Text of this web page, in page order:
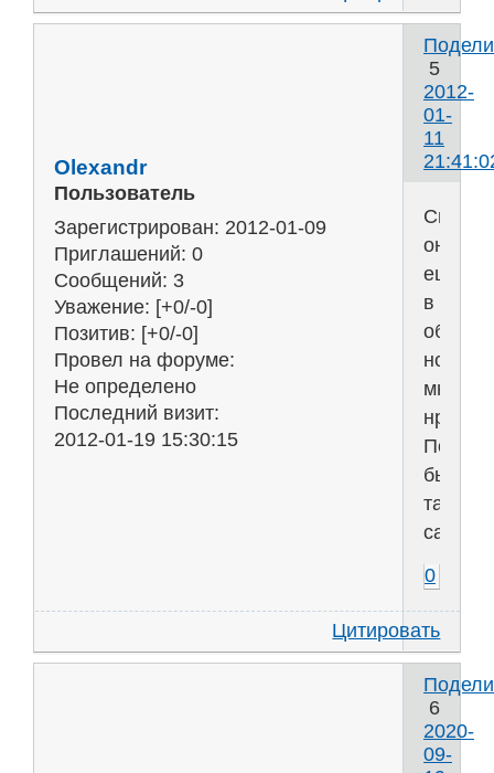
5
2012-
01-
11
Olexandr
Пользователь
Зарегистрирован: 2012-01-09
Приглашений: 0
Сообщений: 3
Уважение: [+0/-0]
Позитив: [+0/-0]
Провел на форуме:
Не определено
Последний визит:
2012-01-19 15:30:15
он
ещё
в
но
мне
нра...
бы
таких
сайтов!
0
Цитировать
6
2020-
09-